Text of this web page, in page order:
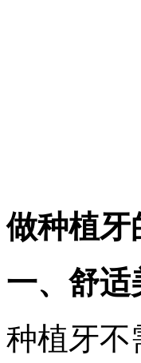
做种植牙
一、舒适
种植牙不